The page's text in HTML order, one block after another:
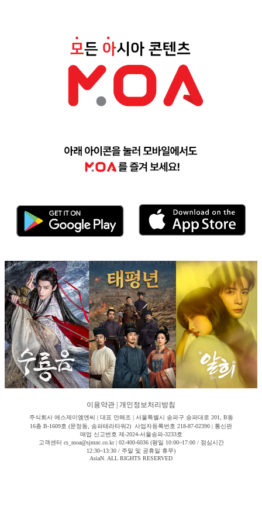
이용약관 개인정보처리방침
주식회사 에스제이엠엔씨 | 대표 안해조 | 서울특별시 송파구 송파대로 201, B동
16층 B-1609호 (문정동, 송파테라타워2) 사업자등록번호 218-87-02390 | 통신판
매업 신고번호 제-2024-서울송파-3233호
고객센터 cs_moa@sjmnc.co.kr | 02-400-6036 (평일 10:00~17:00 / 점심시간
12:30~13:30 / 주말 및 공휴일 휴무)
AsiaN. ALL RIGHTS RESERVED